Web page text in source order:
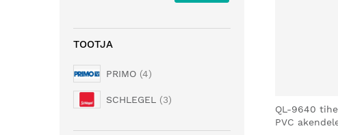
QL-9640
PVC
TOOTJA
PRIMO 4
SCHLEGEL 3